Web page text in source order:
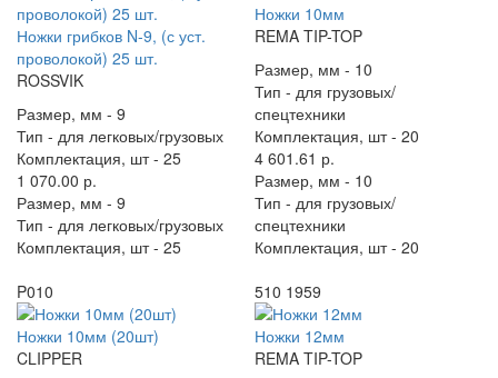
Ножки грибков N-9, (с уст.
проволокой) 25 шт.
ROSSVIK
Размер, мм - 9
Тип - для легковых/грузовых
Комплектация, шт - 25
1 070.00 р.
Размер, мм - 9
Тип - для легковых/грузовых
Комплектация, шт - 25
Ножки 10мм
REMA TIP-TOP
Размер, мм - 10
Тип - для грузовых/
спецтехники
Комплектация, шт - 20
4 601.61 р.
Размер, мм - 10
Тип - для грузовых/
спецтехники
Комплектация, шт - 20
P010
Ножки 10мм (20шт)
CLIPPER
510 1959
Ножки 12мм
REMA TIP-TOP